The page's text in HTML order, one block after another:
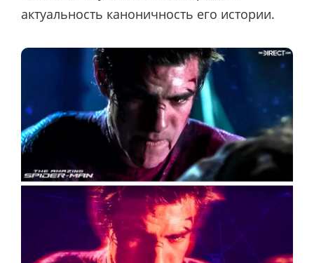
актуальность каноничность его истории.